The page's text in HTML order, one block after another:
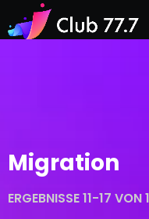
Migration
ERGEBNISSE 11-17 VON